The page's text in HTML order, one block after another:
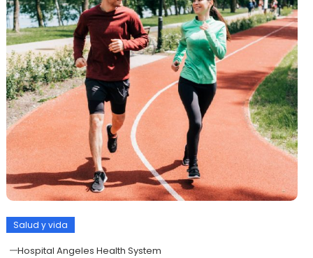
Salud y vida
Hospital Angeles Health System